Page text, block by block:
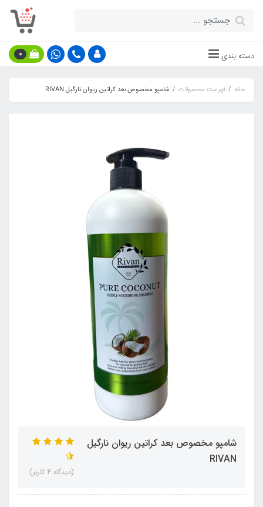
دسته بندی 0
خانه فهرست محصولات شامپو مخصوص بعد کراتین ریوان نارگیل RIVAN
شامپو مخصوص بعد کراتین ریوان نارگیل
RIVAN
(دیدگاه 4 کاربر)